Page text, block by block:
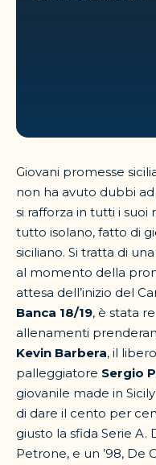
Giovani promesse
non ha avuto dubbi
si rafforza in tutti i
tutto isolano, fatto di
siciliano. Si tratta di
al momento della
attesa dell’inizio del
Banca 18/19, è stata
allenamenti
Kevin Barbera, il libero
palleggiatore Sergio
giovanile made in
di dare il cento per
giusto la sfida Serie A.
Petrone, e un ’98, De